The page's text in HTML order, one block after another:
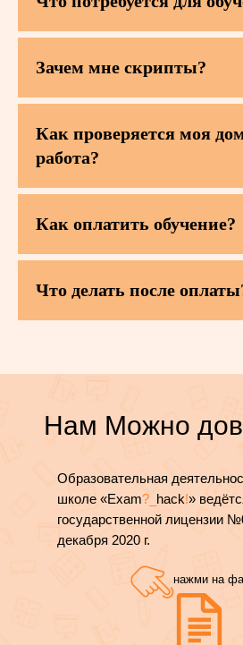
Зачем мне скрипты?
Как проверяется моя
работа?
Как оплатить обучение?
Что делать после
Образовательная
школе «Exam?_ hack!»
государственной лицензии
декабря 2020 г.
Нам Можно
нажми на